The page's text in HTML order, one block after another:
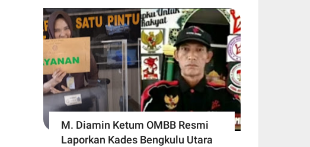
M. Diamin Ketum OMBB Resmi
Laporkan Kades Bengkulu Utara